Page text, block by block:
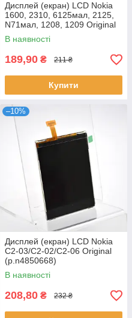
Дисплей (екран) LCD Nokia
1600, 2310, 6125мал, 2125,
N71мал, 1208, 1209 Original
(p.n.4851068)
В наявності
189,90 ₴ 211 ₴
Купити
–10%
Дисплей (екран) LCD Nokia
C2-03/C2-02/C2-06 Original
(p.n4850668)
В наявності
208,80 ₴ 232 ₴